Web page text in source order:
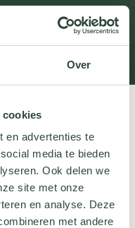
Over
cookies
en advertenties te
media te bieden
Ook delen we
site met onze
en analyse. Deze
met andere
+31 413 274
.